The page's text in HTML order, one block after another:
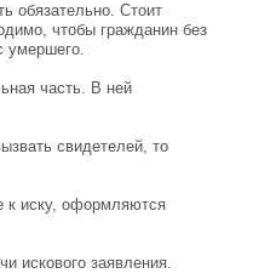
обязательно. Стоит
чтобы гражданин без
умершего.
часть. В ней
свидетелей, то
к иску, оформляются
искового заявления.